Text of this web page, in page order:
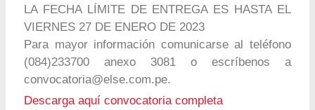
LA FECHA LÍMITE DE ENTREGA ES HASTA EL
VIERNES 27 DE ENERO DE 2023
Para mayor información comunicarse al teléfono
(084)233700 anexo 3081 o escríbenos a
convocatoria@else.com.pe.
Descarga aquí convocatoria completa